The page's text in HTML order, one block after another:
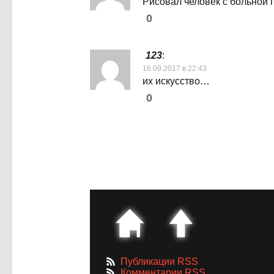
0
123:
16.09.2017 в 22:43
их искусство…
0
Публикации RSS